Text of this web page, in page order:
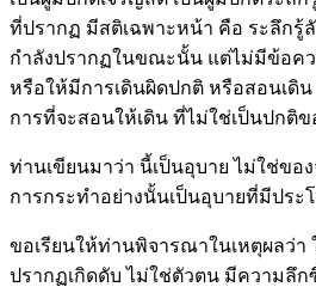
ที่ปรากฏ มีสติเฉพาะหน้า คือ ระลึก
กำลังปรากฏในขณะนั้น แต่ไม่มีข้อค
หรือให้มีการเดินผิดปกติ หรือสอนเดิ
การที่จะสอนให้เดิน ที่ไม่ใช่เป็นปกติข
ท่านเขียนมาว่า นี้เป็นอุบาย ไม่ใช่ขอ
การกระทำอย่างนั้นเป็นอุบายที่มีประ
ขอเรียนให้ท่านพิจารณาในเหตุผลว่า
ปรากฏเกิดดับ ไม่ใช่ตัวตน มีความลึก